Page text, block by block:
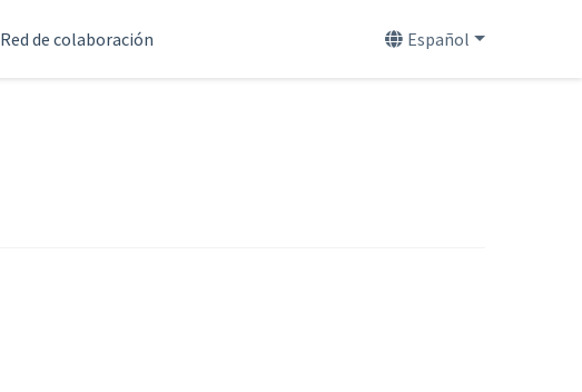
Red de colaboración Español